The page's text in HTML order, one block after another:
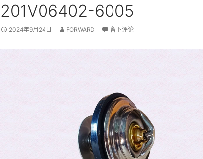
201V06402-6005
2024年9月24日 FORWARD 留下评论